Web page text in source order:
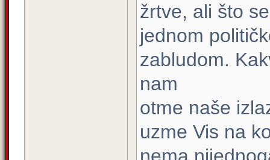
žrtve, ali što
jednom
zabludom.
nam
otme naše
uzme Vis na